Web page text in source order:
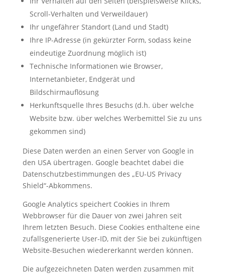
Scroll-Verhalten und Verweildauer)
Ihr ungefährer Standort (Land und Stadt)
Ihre IP-Adresse (in gekürzter Form, sodass keine
eindeutige Zuordnung möglich ist)
Technische Informationen wie Browser,
Internetanbieter, Endgerät und
Bildschirmauflösung
Herkunftsquelle Ihres Besuchs (d.h. über welche
Website bzw. über welches Werbemittel Sie zu uns
gekommen sind)
Diese Daten werden an einen Server von Google in
den USA übertragen. Google beachtet dabei die
Datenschutzbestimmungen des „EU-US Privacy
Shield“-Abkommens.
Google Analytics speichert Cookies in Ihrem
Webbrowser für die Dauer von zwei Jahren seit
Ihrem letzten Besuch. Diese Cookies enthaltene eine
zufallsgenerierte User-ID, mit der Sie bei zukünftigen
Website-Besuchen wiedererkannt werden können.
Die aufgezeichneten Daten werden zusammen mit